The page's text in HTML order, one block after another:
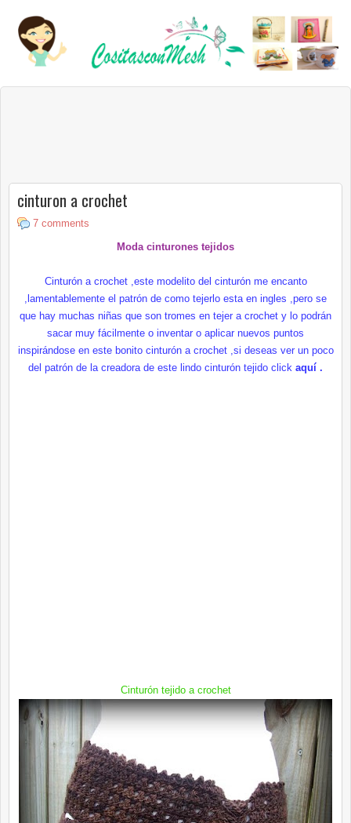
cinturon a crochet
7 comments
Moda cinturones tejidos
Cinturóna crochet,este modelitodel cinturón me encanto
lamentablemente el patrón de como tejerlo esta en ingles ,pero se
que hay muchas niñas que son tromes en tejer a crochet y lo podrán
sacar muy fácilmente o inventar o aplicar nuevos puntos
inspirándoseen este bonito cinturóna crochet,si deseas ver un poco
del patrón de la creadora de este lindo cinturón tejido click aquí .
Cinturóntejido a crochet